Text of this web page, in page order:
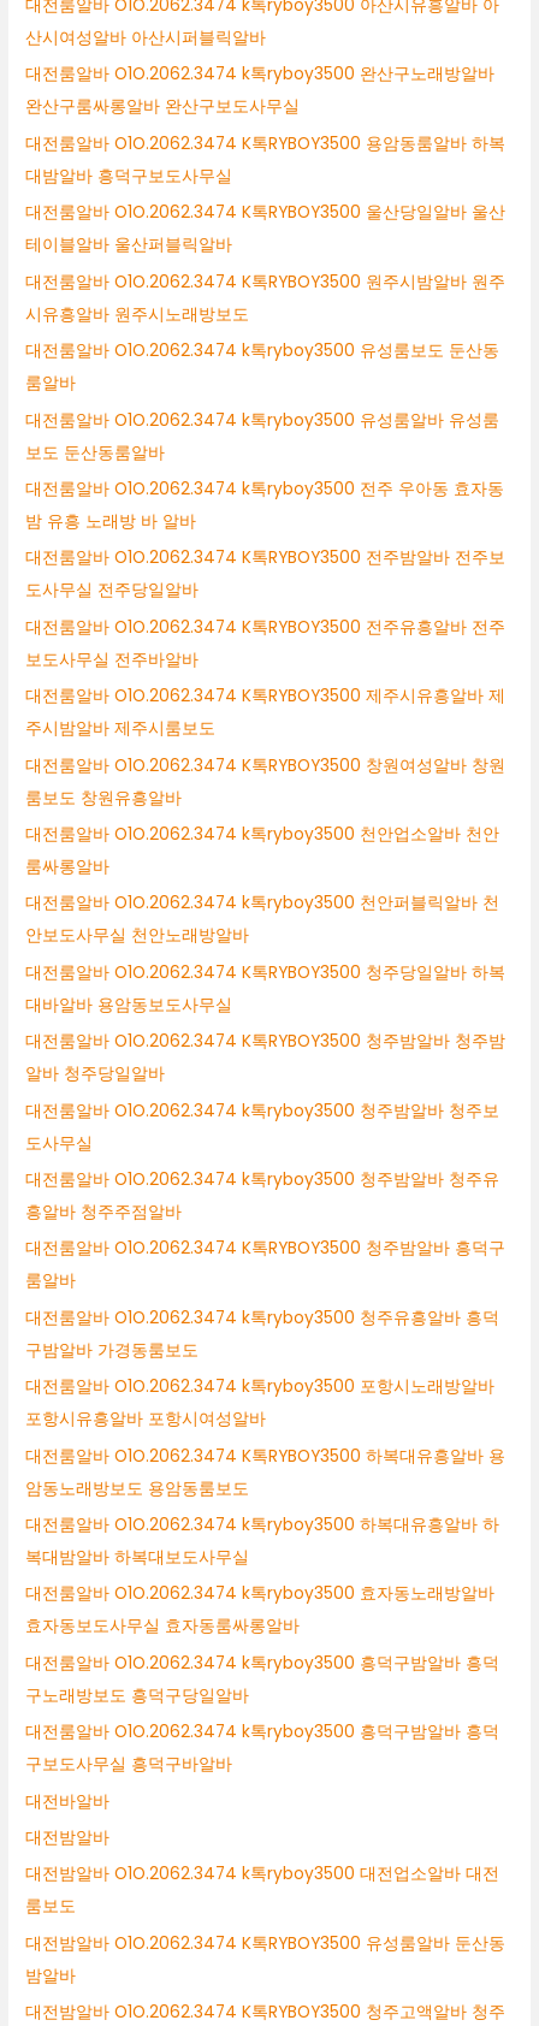
대전룸알바 O1O.2062.3474 k톡ryboy3500 아산시유흥알바 아
산시여성알바 아산시퍼블릭알바
대전룸알바 O1O.2062.3474 k톡ryboy3500 완산구노래방알바
완산구룸싸롱알바 완산구보도사무실
대전룸알바 O1O.2062.3474 K톡RYBOY3500 용암동룸알바 하복
대밤알바 흥덕구보도사무실
대전룸알바 O1O.2062.3474 K톡RYBOY3500 울산당일알바 울산
테이블알바 울산퍼블릭알바
대전룸알바 O1O.2062.3474 K톡RYBOY3500 원주시밤알바 원주
시유흥알바 원주시노래방보도
대전룸알바 O1O.2062.3474 k톡ryboy3500 유성룸보도 둔산동
룸알바
대전룸알바 O1O.2062.3474 k톡ryboy3500 유성룸알바 유성룸
보도 둔산동룸알바
대전룸알바 O1O.2062.3474 k톡ryboy3500 전주 우아동 효자동
밤 유흥 노래방 바 알바
대전룸알바 O1O.2062.3474 K톡RYBOY3500 전주밤알바 전주보
도사무실 전주당일알바
대전룸알바 O1O.2062.3474 K톡RYBOY3500 전주유흥알바 전주
보도사무실 전주바알바
대전룸알바 O1O.2062.3474 K톡RYBOY3500 제주시유흥알바 제
주시밤알바 제주시룸보도
대전룸알바 O1O.2062.3474 K톡RYBOY3500 창원여성알바 창원
룸보도 창원유흥알바
대전룸알바 O1O.2062.3474 k톡ryboy3500 천안업소알바 천안
룸싸롱알바
대전룸알바 O1O.2062.3474 k톡ryboy3500 천안퍼블릭알바 천
안보도사무실 천안노래방알바
대전룸알바 O1O.2062.3474 K톡RYBOY3500 청주당일알바 하복
대바알바 용암동보도사무실
대전룸알바 O1O.2062.3474 K톡RYBOY3500 청주밤알바 청주밤
알바 청주당일알바
대전룸알바 O1O.2062.3474 k톡ryboy3500 청주밤알바 청주보
도사무실
대전룸알바 O1O.2062.3474 k톡ryboy3500 청주밤알바 청주유
흥알바 청주주점알바
대전룸알바 O1O.2062.3474 K톡RYBOY3500 청주밤알바 흥덕구
룸알바
대전룸알바 O1O.2062.3474 k톡ryboy3500 청주유흥알바 흥덕
구밤알바 가경동룸보도
대전룸알바 O1O.2062.3474 k톡ryboy3500 포항시노래방알바
포항시유흥알바 포항시여성알바
대전룸알바 O1O.2062.3474 K톡RYBOY3500 하복대유흥알바 용
암동노래방보도 용암동룸보도
대전룸알바 O1O.2062.3474 k톡ryboy3500 하복대유흥알바 하
복대밤알바 하복대보도사무실
대전룸알바 O1O.2062.3474 k톡ryboy3500 효자동노래방알바
효자동보도사무실 효자동룸싸롱알바
대전룸알바 O1O.2062.3474 k톡ryboy3500 흥덕구밤알바 흥덕
구노래방보도 흥덕구당일알바
대전룸알바 O1O.2062.3474 k톡ryboy3500 흥덕구밤알바 흥덕
구보도사무실 흥덕구바알바
대전바알바
대전밤알바
대전밤알바 O1O.2062.3474 k톡ryboy3500 대전업소알바 대전
룸보도
대전밤알바 O1O.2062.3474 K톡RYBOY3500 유성룸알바 둔산동
밤알바
대전밤알바 O1O.2062.3474 K톡RYBOY3500 청주고액알바 청주